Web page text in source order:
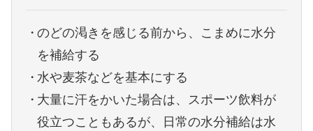
のどの渇きを感じる前から、こまめに水分
を補給する
水や麦茶などを基本にする
大量に汗をかいた場合は、スポーツ飲料が
役立つこともあるが、日常の水分補給は水